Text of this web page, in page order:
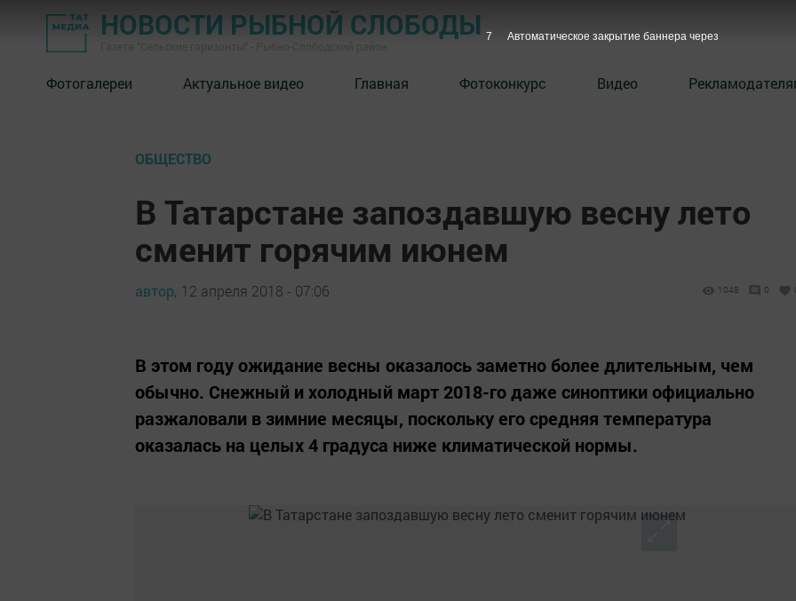
НОВОСТИ РЫБНОЙ СЛОБОДЫ
Фотогалереи Актуальное видео Главная Фотоконкурс Видео
ОБЩЕСТВО
В Татарстане запоздавшую весну лето
сменит горячим июнем
автор, 12 апреля 2018 - 07:06 1048 0
В этом году ожидание весны оказалось заметно более длительным, чем
обычно. Снежный и холодный март 2018-го даже синоптики официально
разжаловали в зимние месяцы, поскольку его средняя температура
оказалась на целых 4 градуса ниже климатической нормы.
6 Автоматическое закрытие баннера через